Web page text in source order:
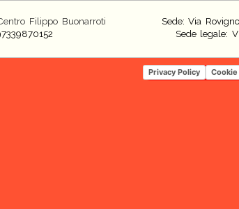
Filippo Buonarroti
Sede: Via
Sede legale:
Privacy Policy Cookie